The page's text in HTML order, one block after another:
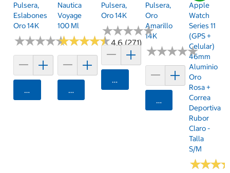
Pulsera,
Eslabones
Oro 14K
★★★★★
★★★★★
Agregar
Nautica
Voyage
100 Ml
★★★★★
★★★★★4.6 (271)
Agregar
Pulsera,
Oro 14K
★★★★★
★★★★★
Agregar
Pulsera,
Oro
Amarillo
14K
★★★★★
★★★★★
Agregar
Apple
Watch
Series 11
(GPS +
Celular)
46mm
Aluminio
Oro
Rosa +
Correa
Deportiva
Rubor
Claro -
Talla
S/M
★★★
★★★